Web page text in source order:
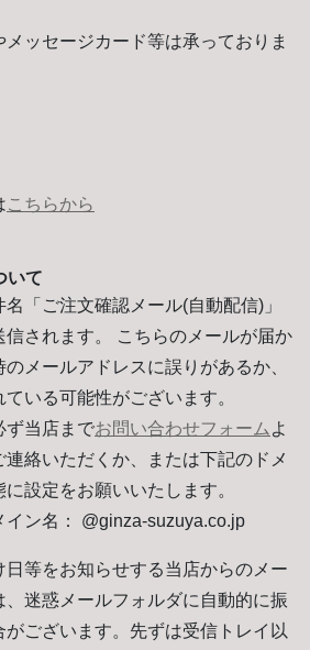
ッセージカード等は承っておりま
こちらから
いて
「ご注文確認メール(自動配信)」
されます。 こちらのメールが届か
メールアドレスに誤りがあるか、
いる可能性がございます。
ず当店までお問い合わせフォーム よ
連絡いただくか、または下記のドメ
設定をお願いいたします。
イン名： @ginza-suzuya.co.jp
日等をお知らせする当店からのメー
、迷惑メールフォルダに自動的に振
がございます。先ずは受信トレイ以